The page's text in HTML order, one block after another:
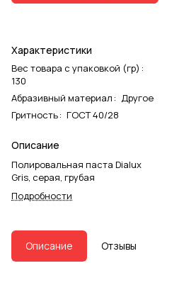
Характеристики
Вес товара с упаковкой (гр) :
130
Абразивный материал : Другое
Гритность: ГОСТ 40/28
Описание
Полировальная паста Dialux
Gris, серая, грубая
Подробности
Описание Отзывы